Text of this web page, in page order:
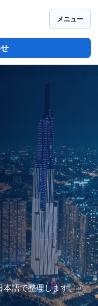
メニュー
本語で整理します。